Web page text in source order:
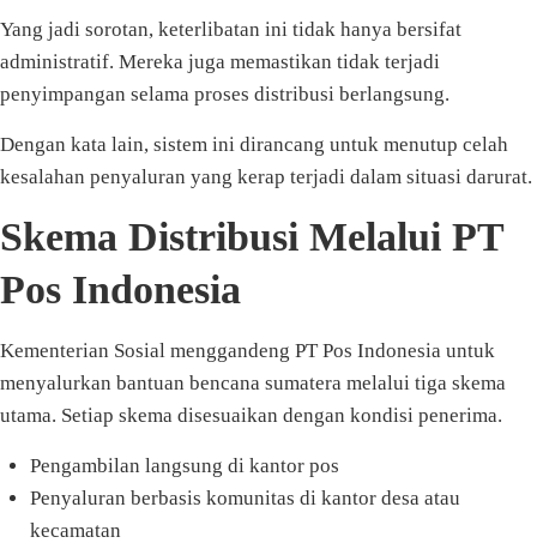
Yang jadi sorotan, keterlibatan ini tidak hanya bersifat
administratif. Mereka juga memastikan tidak terjadi
penyimpangan selama proses distribusi berlangsung.
Dengan kata lain, sistem ini dirancang untuk menutup celah
kesalahan penyaluran yang kerap terjadi dalam situasi darurat.
Skema Distribusi Melalui PT
Pos Indonesia
Kementerian Sosial menggandeng PT Pos Indonesia untuk
menyalurkan bantuan bencana sumatera melalui tiga skema
utama. Setiap skema disesuaikan dengan kondisi penerima.
Pengambilan langsung di kantor pos
Penyaluran berbasis komunitas di kantor desa atau
kecamatan